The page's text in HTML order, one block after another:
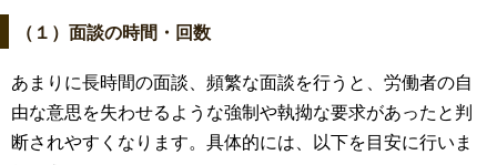
（１）面談の時間・回数
あまりに長時間の面談、頻繁な面談を行うと、労働者の自
由な意思を失わせるような強制や執拗な要求があったと判
断されやすくなります。具体的には、以下を目安に行いま